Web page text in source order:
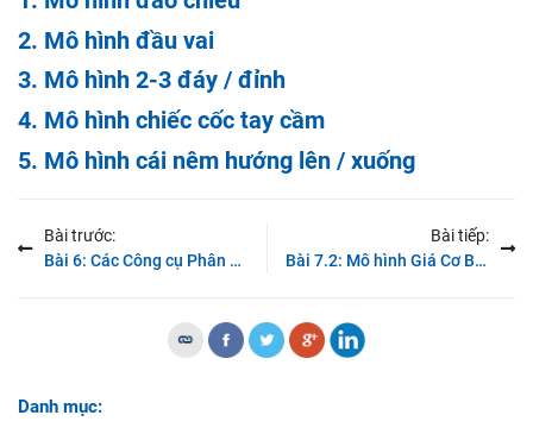
Mô hình nến Bullish Doji Star
Mô hình nến Black Spining Stop
Mô hình nến Bearish Three-Line Strike
Mô hình nến Bearish Harami
Mô hình nến Bearish Doji Star
Mô hình nến Two black gapping
2. Mô hình đầu vai
3. Mô hình 2-3 đáy / đỉnh
4. Mô hình chiếc cốc tay cầm
5. Mô hình cái nêm hướng lên / xuống
Bài trước:
Bài 6: Các Công cụ Phân Tích Kỹ Thuật
Bài tiếp:
Bài 7.2: Mô hình Giá Cơ Bản (tt)
Danh mục: